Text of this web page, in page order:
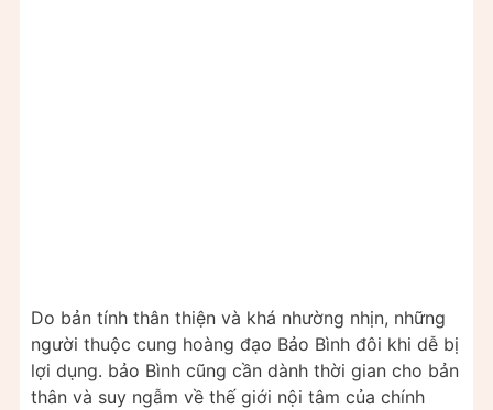
Do bản tính thân thiện và khá nhường nhịn, những
người thuộc cung hoàng đạo Bảo Bình đôi khi dễ bị
lợi dụng. bảo Bình cũng cần dành thời gian cho bản
thân và suy ngẫm về thế giới nội tâm của chính